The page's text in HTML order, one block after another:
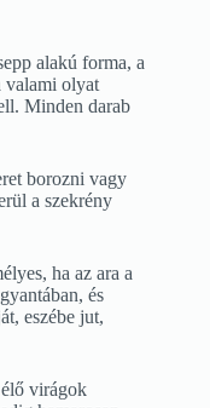
alakú forma, a
valami olyat
Minden darab
borozni vagy
a szekrény
ha az ara a
és
eszébe jut,
virágok